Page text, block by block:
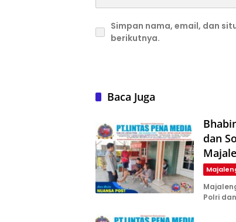
Simpan nama, email, dan
berikutnya.
Baca Juga
dan
Polri